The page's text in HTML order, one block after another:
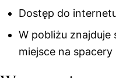
Dostęp do
W pobliżu znajduje
miejsce na spacery